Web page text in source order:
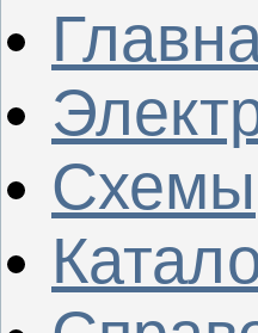
Схемы